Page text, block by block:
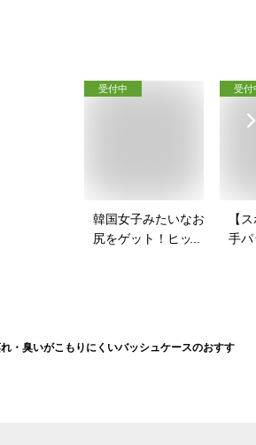
受付中
韓国女子みたいなお
尻をゲット！ヒップ
受付
【
手パ
・臭いがこもりにくいバッシュケースのおすす